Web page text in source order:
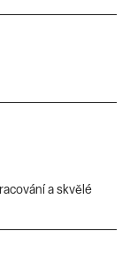
a skvělé